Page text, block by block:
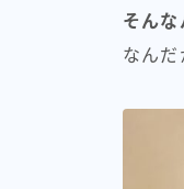
そんな
なん